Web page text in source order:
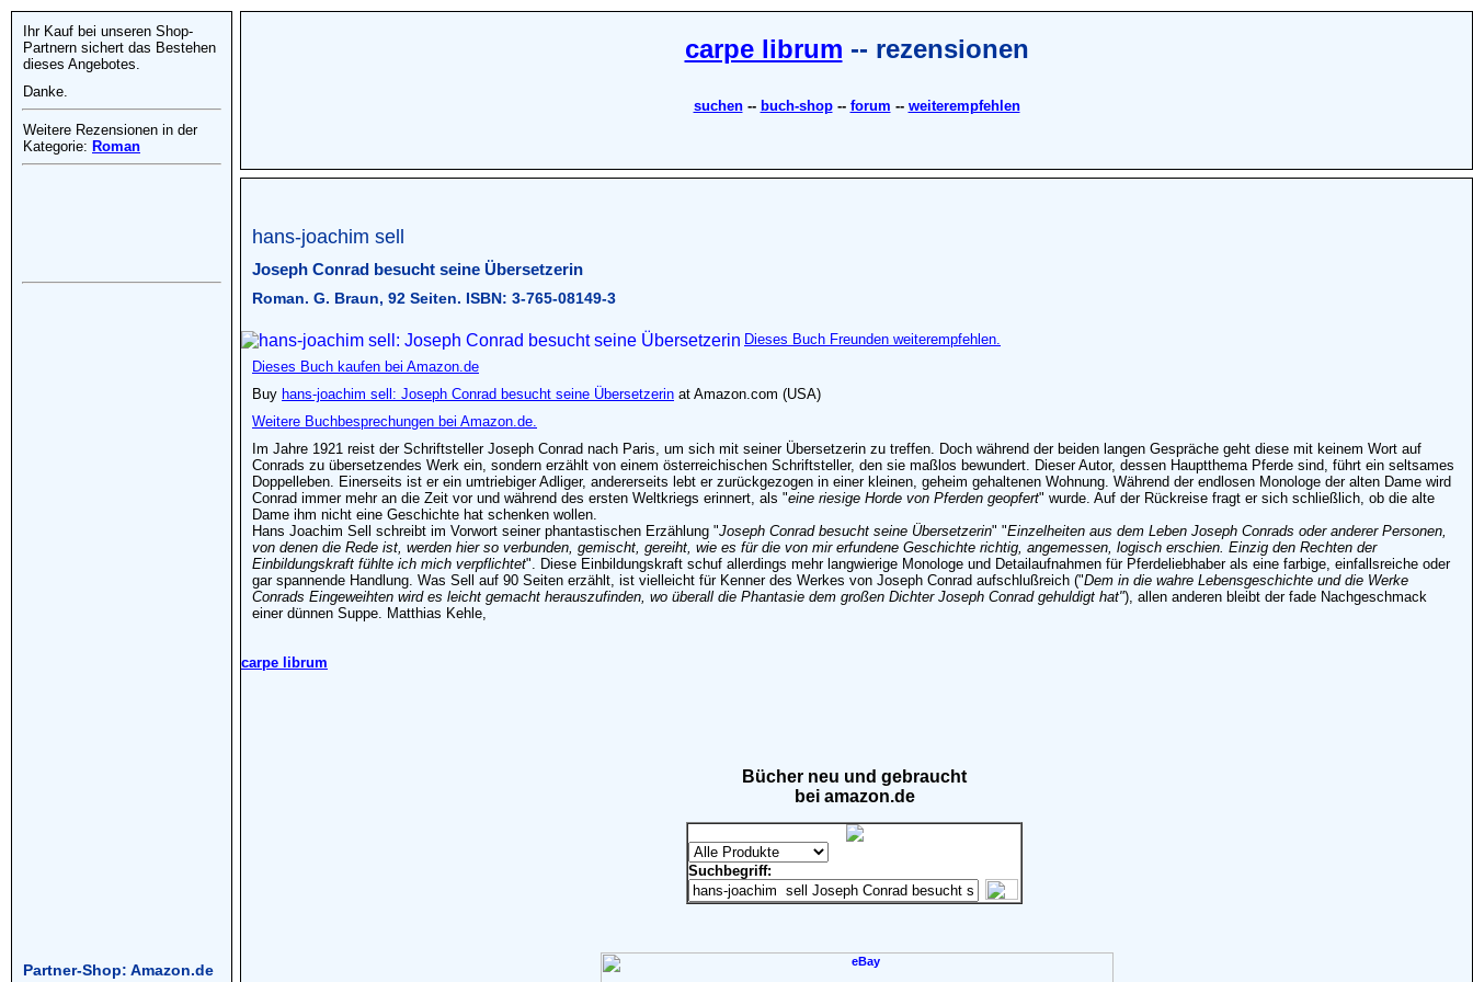
carpe librum -- rezensionen
suchen-- buch-shop-- forum -- weiterempfehlen
hans-joachim sell
Joseph Conrad besucht seine Übersetzerin
Roman. G. Braun, 92 Seiten. ISBN: 3-765-08149-3
Dieses Buch Freunden weiterempfehlen.
Dieses Buch kaufen bei Amazon.de
Buy hans-joachim sell: Joseph Conrad besucht seine Übersetzerin at Amazon.com (USA)
Weitere Buchbesprechungen bei Amazon.de.
Im Jahre 1921 reist der Schriftsteller Joseph Conrad nach Paris, um sich mit seiner Übersetzerin zu treffen. Doch während der beiden langen Gespräche geht diese mit keinem Wort auf
Conrads zu übersetzendes Werk ein, sondern erzählt von einem österreichischen Schriftsteller, den sie maßlos bewundert. Dieser Autor, dessen Hauptthema Pferde sind, führt ein seltsames
Doppelleben. Einerseits ist er ein umtriebiger Adliger, andererseits lebt er zurückgezogen in einer kleinen, geheim gehaltenen Wohnung. Während der endlosen Monologe der alten Dame wird
Conrad immer mehr an die Zeit vor und während des ersten Weltkriegs erinnert, als "eine riesige Horde von Pferden geopfert" wurde. Auf der Rückreise fragt er sich schließlich, ob die alte
Dame ihm nicht eine Geschichte hat schenken wollen.
Hans Joachim Sell schreibt im Vorwort seiner phantastischen Erzählung "Joseph Conrad besucht seine Übersetzerin" "Einzelheiten aus dem Leben Joseph Conrads oder anderer Personen,
von denen die Rede ist, werden hier so verbunden, gemischt, gereiht, wie es für die von mir erfundene Geschichte richtig, angemessen, logisch erschien. Einzig den Rechten der
Einbildungskraft fühlte ich mich verpflichtet". Diese Einbildungskraft schuf allerdings mehr langwierige Monologe und Detailaufnahmen für Pferdeliebhaber als eine farbige, einfallsreiche oder
gar spannende Handlung. Was Sell auf 90 Seiten erzählt, ist vielleicht für Kenner des Werkes von Joseph Conrad aufschlußreich ("Dem in die wahre Lebensgeschichte und die Werke
Conrads Eingeweihten wird es leicht gemacht herauszufinden, wo überall die Phantasie dem großen Dichter Joseph Conrad gehuldigt hat"), allen anderen bleibt der fade Nachgeschmack
einer dünnen Suppe. Matthias Kehle,
carpe librum
Bücher neu und gebraucht
bei amazon.de
Suchbegriff:
Ihr Kauf bei unseren Shop-
Partnern sichert das Bestehen
dieses Angebotes.
Danke.
Weitere Rezensionen in der
Kategorie: Roman
Partner-Shop: Amazon.de